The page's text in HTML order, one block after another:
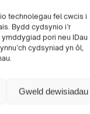
technolegau fel cwcis i
Bydd cydsynio i’r
pori neu IDau
cydsyniad yn ôl,
Gweld dewisiadau